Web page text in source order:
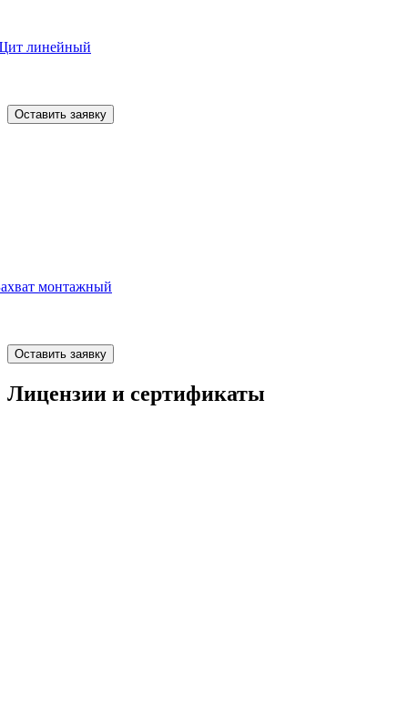
линейный
Оставить заявку
монтажный
Оставить заявку
Лицензии и сертификаты